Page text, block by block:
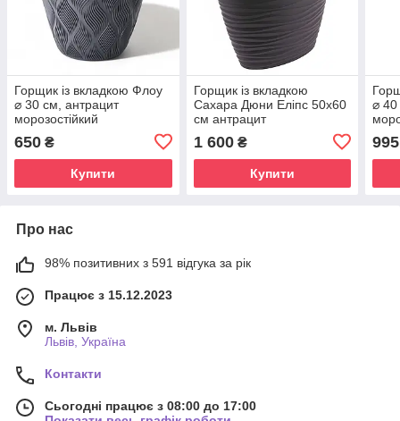
Горщик із вкладкою Флоу
⌀ 30 см, антрацит
морозостійкий
650 ₴
Купити
Горщик із вкладкою
Сахара Дюни Еліпс 50х60
см антрацит
1 600₴
Купити
⌀ 40
995
Про нас
98% позитивних з 591 відгука за рік
Працює з 15.12.2023
м. Львів
Львів, Україна
Контакти
Сьогодні працює з 08:00 до 17:00